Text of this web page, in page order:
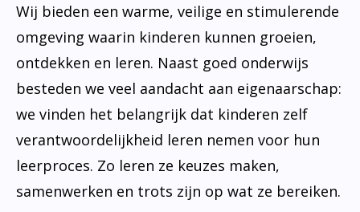
Wij bieden een warme, veilige en stimulerende
omgeving waarin kinderen kunnen groeien,
ontdekken en leren. Naast goed onderwijs
besteden we veel aandacht aan eigenaarschap:
we vinden het belangrijk dat kinderen zelf
verantwoordelijkheid leren nemen voor hun
leerproces. Zo leren ze keuzes maken,
samenwerken en trots zijn op wat ze bereiken.